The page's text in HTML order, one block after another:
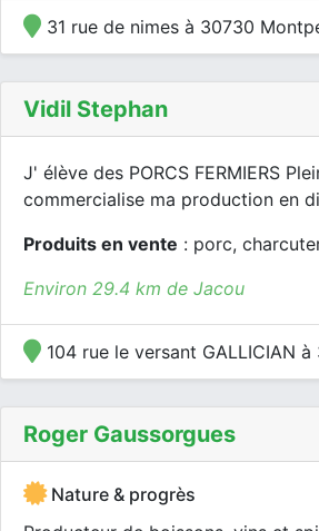
31 rue de nimes à 30730
Vidil Stephan
J' élève des PORCS FERMIERS
commercialise ma production en
Produits en vente : porc,
Environ 29.4 km de Jacou
104 rue le versant GALLICIAN
Roger Gaussorgues
Nature & progrès